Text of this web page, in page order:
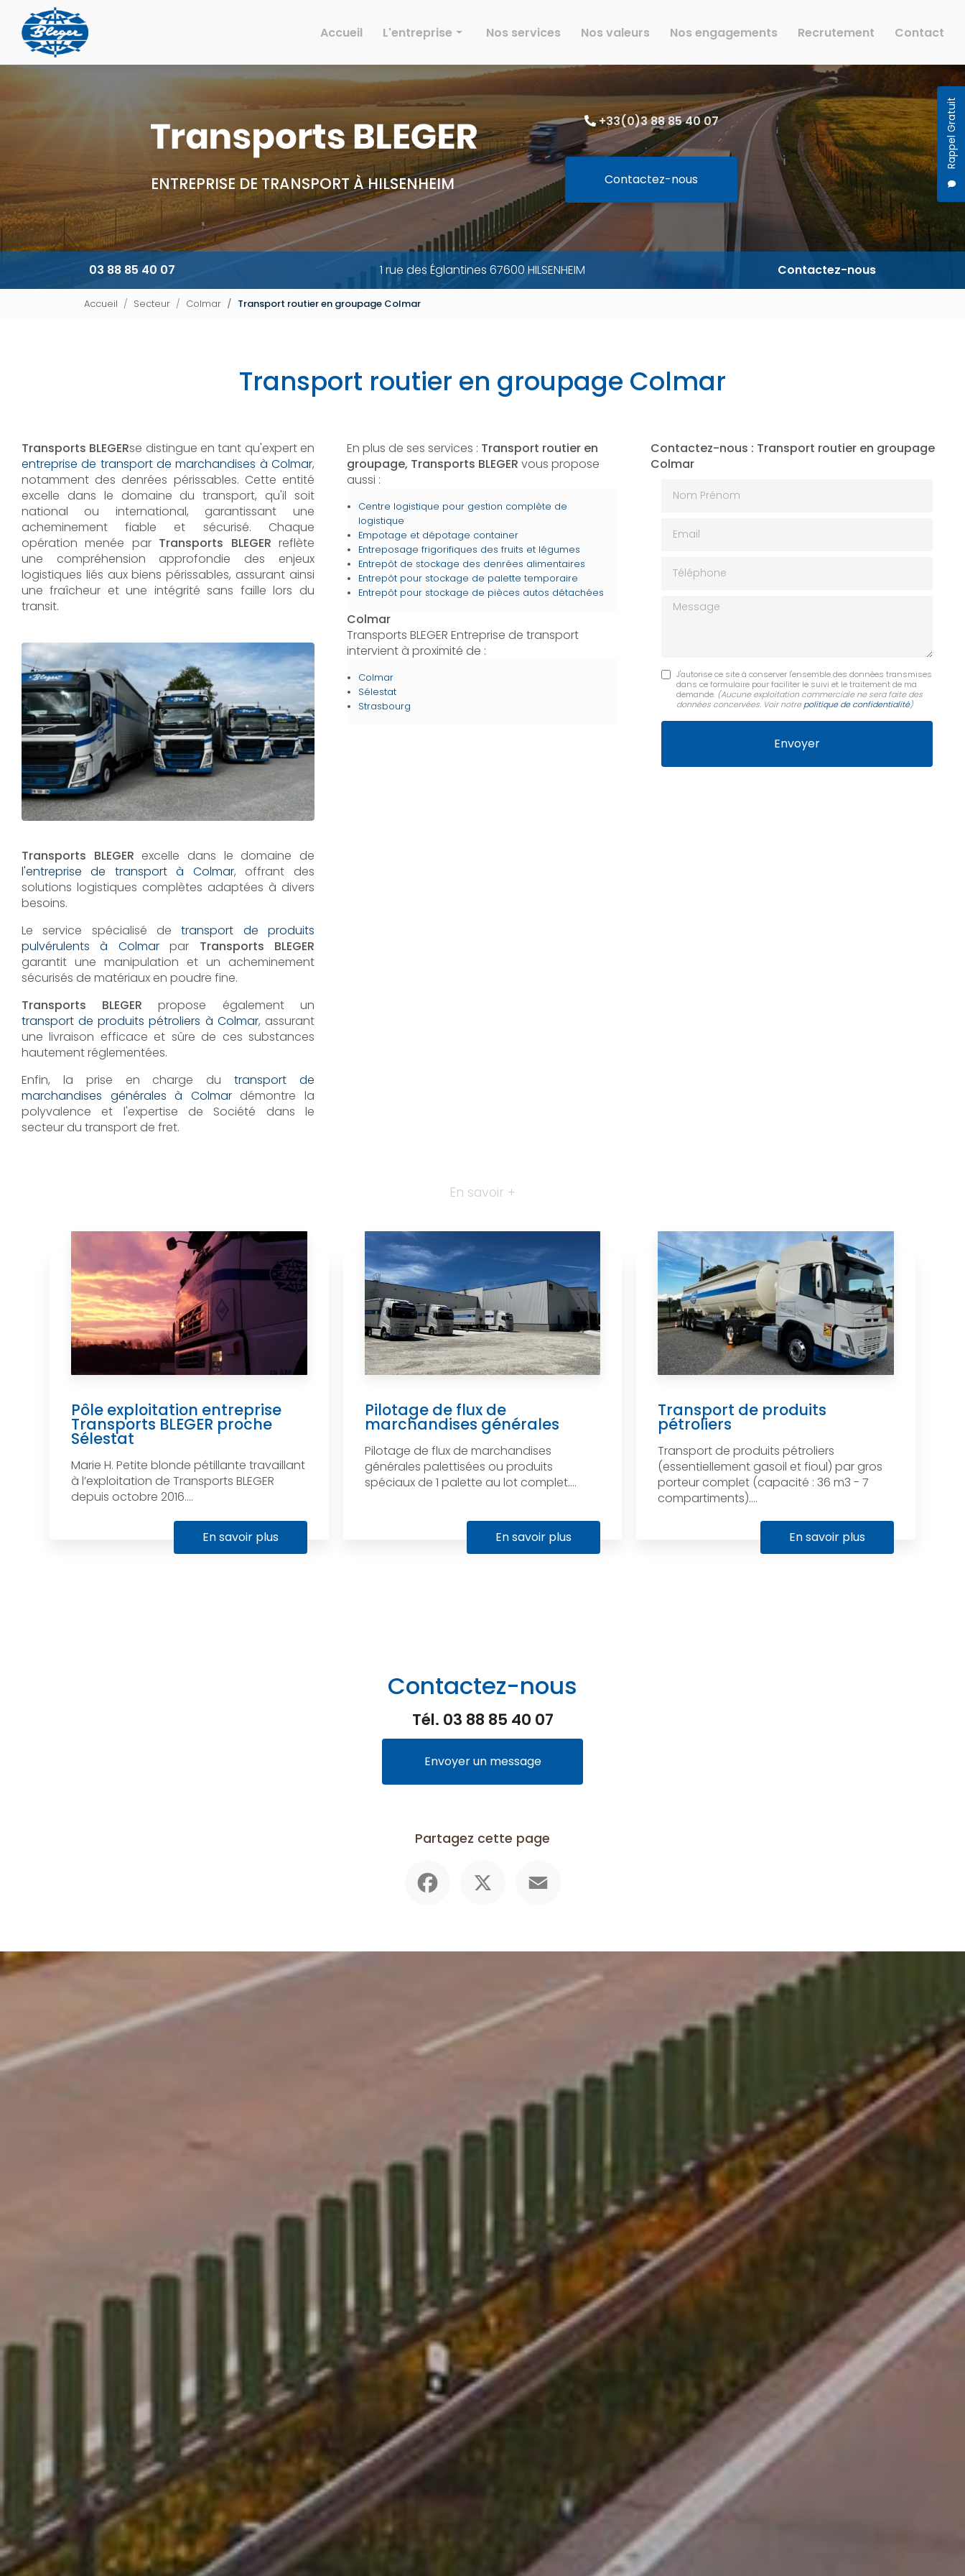
contenu
principal
Rappel Gratuit
Accueil
L'entreprise
Histoire
Effectif
Parc
Activités
Environnement
Galeries
Nos services Nos valeurs Nos engagements Recrutement Contact
ENTREPRISE DE TRANSPORT À HILSENHEIM
+33(0)3 88 85 40 07
Contactez-nous
03 88 85 40 07 1 rue des Églantines 67600 HILSENHEIM Contactez-nous
Accueil Secteur Colmar Transport routier en groupage Colmar
Transport routier en groupage Colmar
Transports BLEGERse distingue en tant qu'expert en
entreprise de transport de marchandises à Colmar,
notamment des denrées périssables. Cette entité
excelle dans le domaine du transport, qu'il soit
national ou international, garantissant une
acheminement fiable et sécurisé. Chaque
opération menée par Transports BLEGER reflète
une compréhension approfondie des enjeux
logistiques liés aux biens périssables, assurant ainsi
une fraîcheur et une intégrité sans faille lors du
transit.
Transports BLEGER excelle dans le domaine de
l'entreprise de transport à Colmar, offrant des
solutions logistiques complètes adaptées à divers
besoins.
Le service spécialisé detransport de produits
pulvérulents à Colmarpar Transports BLEGER
garantit une manipulation et un acheminement
sécurisés de matériaux en poudre fine.
Transports BLEGER propose également un
transport de produits pétroliers à Colmar, assurant
une livraison efficace et sûre de ces substances
hautement réglementées.
Enfin, la prise en charge dutransport de
marchandises générales à Colmardémontre la
polyvalence et l'expertise de Société dans le
secteur du transport de fret.
En plus de ses services : Transport routier en
groupage, Transports BLEGER vous propose
aussi :
Centre logistique pour gestion complète de
logistique
Empotage et dépotage container
Entreposage frigorifiques des fruits et légumes
Entrepôt de stockage des denrées alimentaires
Entrepôt pour stockage de palette temporaire
Entrepôt pour stockage de pièces autos détachées
Colmar
Transports BLEGER Entreprise de transport
intervient à proximité de :
Colmar
Sélestat
Strasbourg
Contactez-nous : Transport routier en groupage
Colmar
Message
J'autorise ce site à conserver l'ensemble des données transmises
dans ce formulaire pour faciliter le suivi et le traitement de ma
demande. (Aucune exploitation commerciale ne sera faite des
données concervées. Voir notre politique de confidentialité)
En savoir +
Pôle exploitation entreprise
Transports BLEGER proche
Sélestat
Marie H. Petite blonde pétillante travaillant
à l’exploitation de Transports BLEGER
depuis octobre 2016....
En savoir plus
Pilotage de flux de
marchandises générales
Pilotage de flux de marchandises
générales palettisées ou produits
spéciaux de 1 palette au lot complet....
En savoir plus
Transport de produits
pétroliers
Transport de produits pétroliers
(essentiellement gasoil et fioul) par gros
porteur complet (capacité : 36 m3 - 7
compartiments)....
En savoir plus
Contactez-nous
Tél. 03 88 85 40 07
Envoyer un message
Partagez cette page